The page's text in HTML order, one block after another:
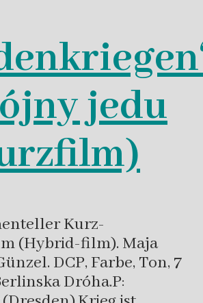
jedu
Kurz-
(Hybrid-film). Maja
DCP, Farbe, Ton, 7
Dróha.P: